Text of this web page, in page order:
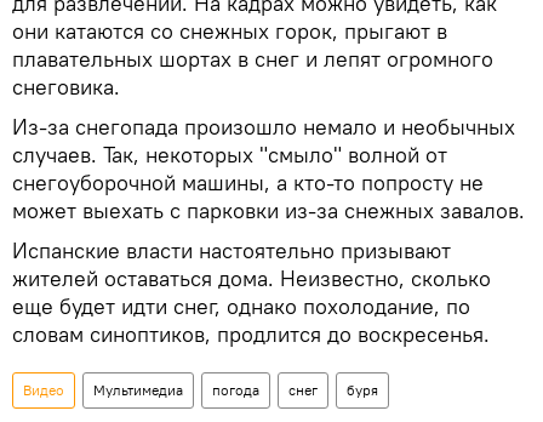
они катаются со снежных горок, прыгают в
плавательных шортах в снег и лепят огромного
снеговика.
Из-за снегопада произошло немало и необычных
случаев. Так, некоторых "смыло" волной от
снегоуборочной машины, а кто-то попросту не
может выехать с парковки из-за снежных завалов.
Испанские власти настоятельно призывают
жителей оставаться дома. Неизвестно, сколько
еще будет идти снег, однако похолодание, по
словам синоптиков, продлится до воскресенья.
Видео Мультимедиа погода снег буря